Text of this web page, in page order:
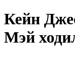
Кейн
Мэй